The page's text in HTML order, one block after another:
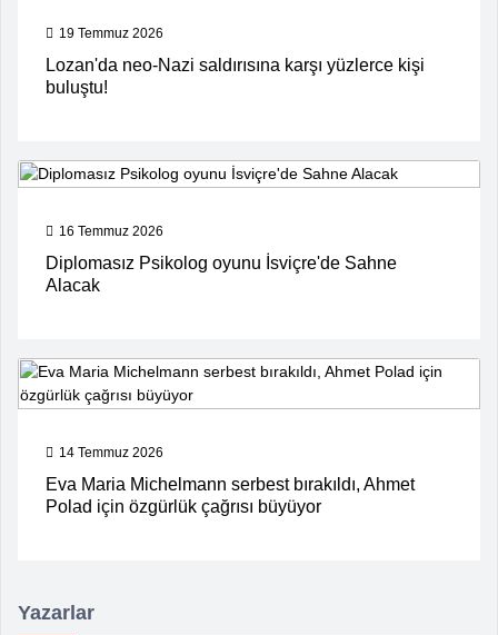
19 Temmuz 2026
Lozan'da neo-Nazi saldırısına karşı yüzlerce kişi
buluştu!
16 Temmuz 2026
Diplomasız Psikolog oyunu İsviçre'de Sahne
Alacak
14 Temmuz 2026
Eva Maria Michelmann serbest bırakıldı, Ahmet
Polad için özgürlük çağrısı büyüyor
Yazarlar